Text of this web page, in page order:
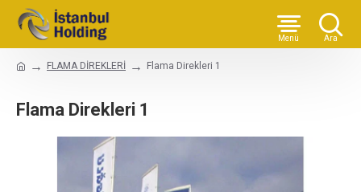
FLAMA DİREKLERİ Flama Direkleri 1
Flama Direkleri 1